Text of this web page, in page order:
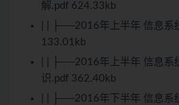
解.pdf 624.33kb
| | ├──2016年上半年 信息系
133.01kb
| | ├──2016年上半年 信息系
识.pdf 362.40kb
| | ├──2016年下半年 信息系